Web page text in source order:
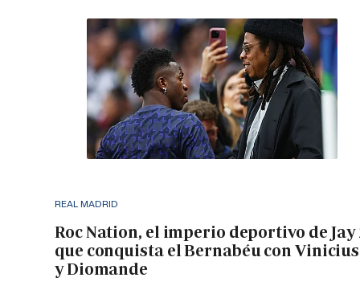
REAL MADRID
Roc Nation, el imperio deportivo de Jay
que conquista el Bernabéu con Vinicius
y Diomande